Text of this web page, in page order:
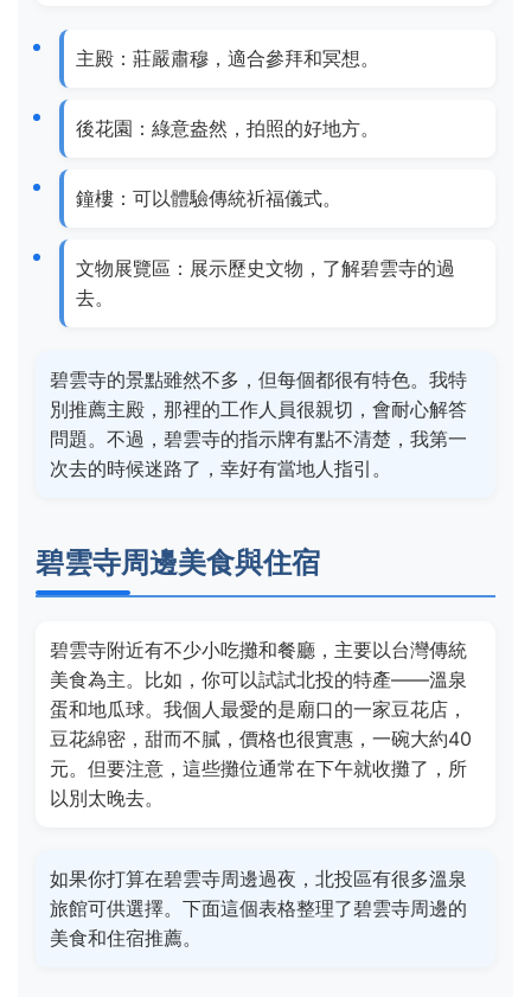
主殿：莊嚴肅穆，適合參拜和冥想。
後花園：綠意盎然，拍照的好地方。
鐘樓：可以體驗傳統祈福儀式。
文物展覽區：展示歷史文物，了解碧雲寺的過
去。
碧雲寺的景點雖然不多，但每個都很有特色。我特
別推薦主殿，那裡的工作人員很親切，會耐心解答
問題。不過，碧雲寺的指示牌有點不清楚，我第一
次去的時候迷路了，幸好有當地人指引。
碧雲寺周邊美食與住宿
碧雲寺附近有不少小吃攤和餐廳，主要以台灣傳統
美食為主。比如，你可以試試北投的特產——溫泉
蛋和地瓜球。我個人最愛的是廟口的一家豆花店，
豆花綿密，甜而不膩，價格也很實惠，一碗大約40
元。但要注意，這些攤位通常在下午就收攤了，所
以別太晚去。
如果你打算在碧雲寺周邊過夜，北投區有很多溫泉
旅館可供選擇。下面這個表格整理了碧雲寺周邊的
美食和住宿推薦。